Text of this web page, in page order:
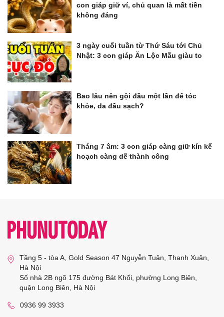
con giáp giữ ví, chủ quan là mất tiền
không đáng
3 ngày cuối tuần từ Thứ Sáu tới Chủ
Nhật: 3 con giáp Ăn Lộc Mẫu giàu to
Bao lâu nên gội đầu một lần để tóc
khỏe, da đầu sạch?
Tháng 7 âm: 3 con giáp càng giữ kín kế
hoạch càng dễ thành công
Tầng 5 - tòa A, Gold Season 47 Nguyễn Tuân, Thanh Xuân,
Hà Nội
Số nhà 2B ngõ 175 đường Bát Khối, phường Long Biên,
quận Long Biên, Hà Nội
0936 99 3933